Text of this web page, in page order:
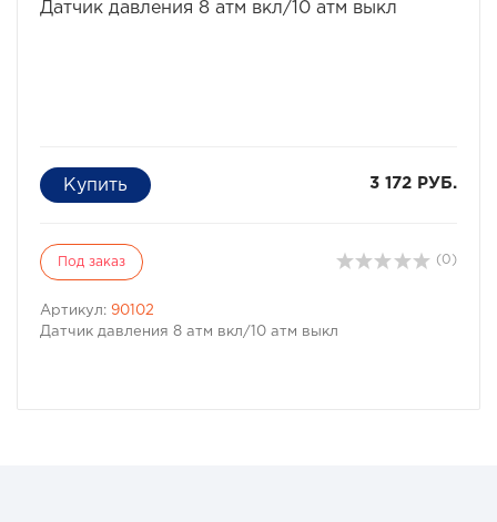
Датчик давления 8 атм вкл/10 атм выкл
3 172 РУБ.
Под заказ (0)
Артикул: 90102
Датчик давления 8 атм вкл/10 атм выкл